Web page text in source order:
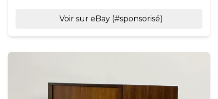
Voir sur eBay (#sponsorisé)